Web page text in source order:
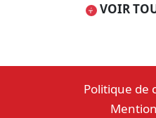
VOIR
Politique de